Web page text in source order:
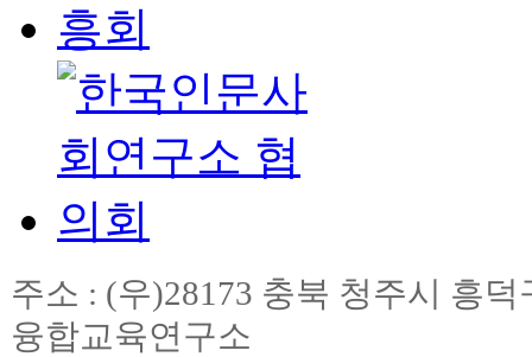
주소 : (우)28173 충북 청주시 흥
융합교육연구소